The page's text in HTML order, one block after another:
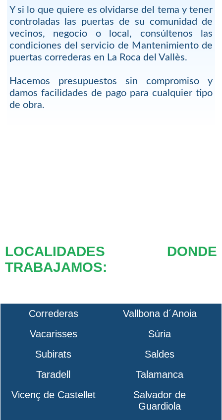
Y si lo que quiere es olvidarse del tema y tener
controladas las puertas de su comunidad de
vecinos, negocio o local, consúltenos las
condiciones del servicio de Mantenimiento de
puertas correderas en La Roca del Vallès.
Hacemos presupuestos sin compromiso y
damos facilidades de pago para cualquier tipo
de obra.
LOCALIDADES DONDE
TRABAJAMOS:
Correderas
Vallbona d´Anoia
Vacarisses
Súria
Subirats
Saldes
Taradell
Talamanca
Vicenç de Castellet
Salvador de
Guardiola